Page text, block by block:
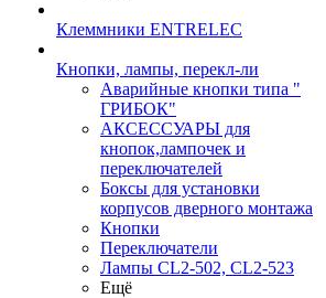
Клеммники ENTRELEC
Кнопки, лампы, перекл-ли
Аварийные кнопки типа "
ГРИБОК"
АКСЕССУАРЫ для
кнопок,лампочек и
переключателей
Боксы для установки
корпусов дверного монтажа
Кнопки
Переключатели
Лампы CL2-502, CL2-523
Ещё